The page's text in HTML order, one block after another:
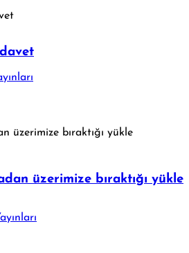
üzerimize bıraktığı yükle